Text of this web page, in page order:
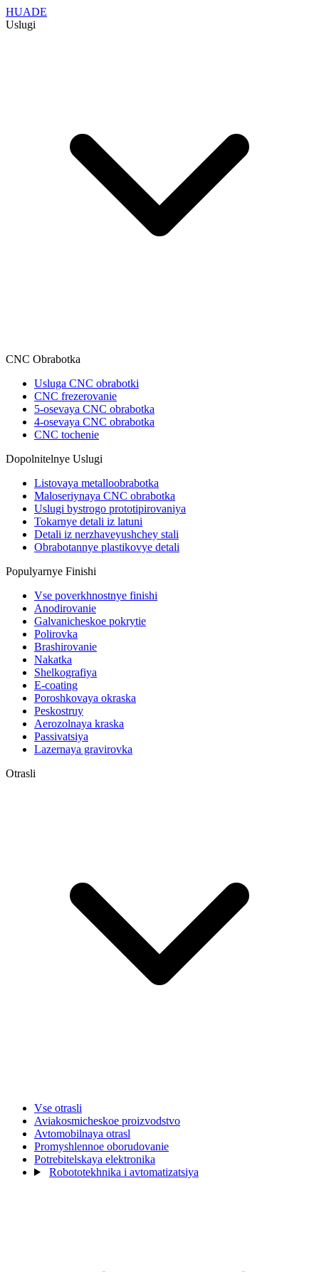
HUADE
Uslugi
CNC Obrabotka
Usluga CNC obrabotki
CNC frezerovanie
5-osevaya CNC obrabotka
4-osevaya CNC obrabotka
CNC tochenie
Dopolnitelnye Uslugi
Listovaya metalloobrabotka
Maloseriynaya CNC obrabotka
Uslugi bystrogo prototipirovaniya
Tokarnye detali iz latuni
Detali iz nerzhaveyushchey stali
Obrabotannye plastikovye detali
Populyarnye Finishi
Vse poverkhnostnye finishi
Anodirovanie
Galvanicheskoe pokrytie
Polirovka
Brashirovanie
Nakatka
Shelkografiya
E-coating
Poroshkovaya okraska
Peskostruy
Aerozolnaya kraska
Passivatsiya
Lazernaya gravirovka
Otrasli
Vse otrasli
Aviakosmicheskoe proizvodstvo
Avtomobilnaya otrasl
Promyshlennoe oborudovanie
Potrebitelskaya elektronika
Robototekhnika i avtomatizatsiya